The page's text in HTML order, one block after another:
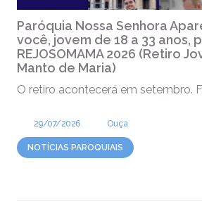
Paróquia Nossa Senhora
você, jovem de 18 a 33 anos,
REJOSOMAMA 2026 (Retiro
Manto de Maria)
O retiro acontecerá em setembro.
29/07/2026 Ouça
NOTÍCIAS PAROQUIAIS